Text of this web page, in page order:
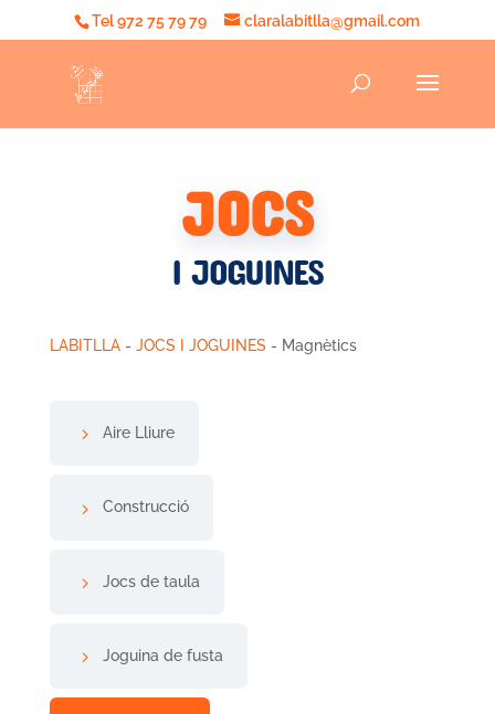
Tel 972 75 79 79 claralabitlla@gmail.com
JOCS
I JOGUINES
LABITLLA- JOCS I JOGUINES - Magnètics
Aire Lliure
Construcció
Jocs de taula
Joguina de fusta